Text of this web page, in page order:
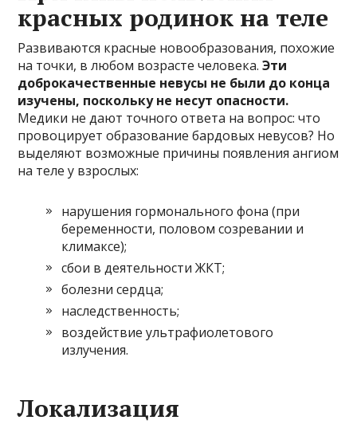
красных родинок на теле
Развиваются красные новообразования, похожие
на точки, в любом возрасте человека.Эти
доброкачественные невусы не были до конца
изучены, поскольку не несут опасности.
Медики не дают точного ответа на вопрос: что
провоцирует образование бардовых невусов? Но
выделяют возможные причины появления ангиом
на теле у взрослых:
нарушения гормонального фона (при
беременности, половом созревании и
климаксе);
сбои в деятельности ЖКТ;
болезни сердца;
наследственность;
воздействие ультрафиолетового
излучения.
Локализация